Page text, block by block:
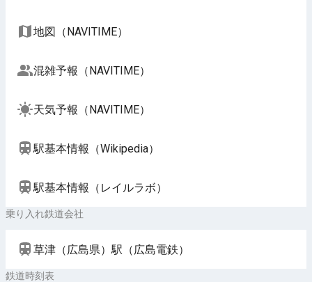
地図（NAVITIME）
混雑予報（NAVITIME）
天気予報（NAVITIME）
駅基本情報（Wikipedia）
駅基本情報（レイルラボ）
乗り入れ鉄道会社
草津（広島県）駅（広島電鉄）
鉄道時刻表